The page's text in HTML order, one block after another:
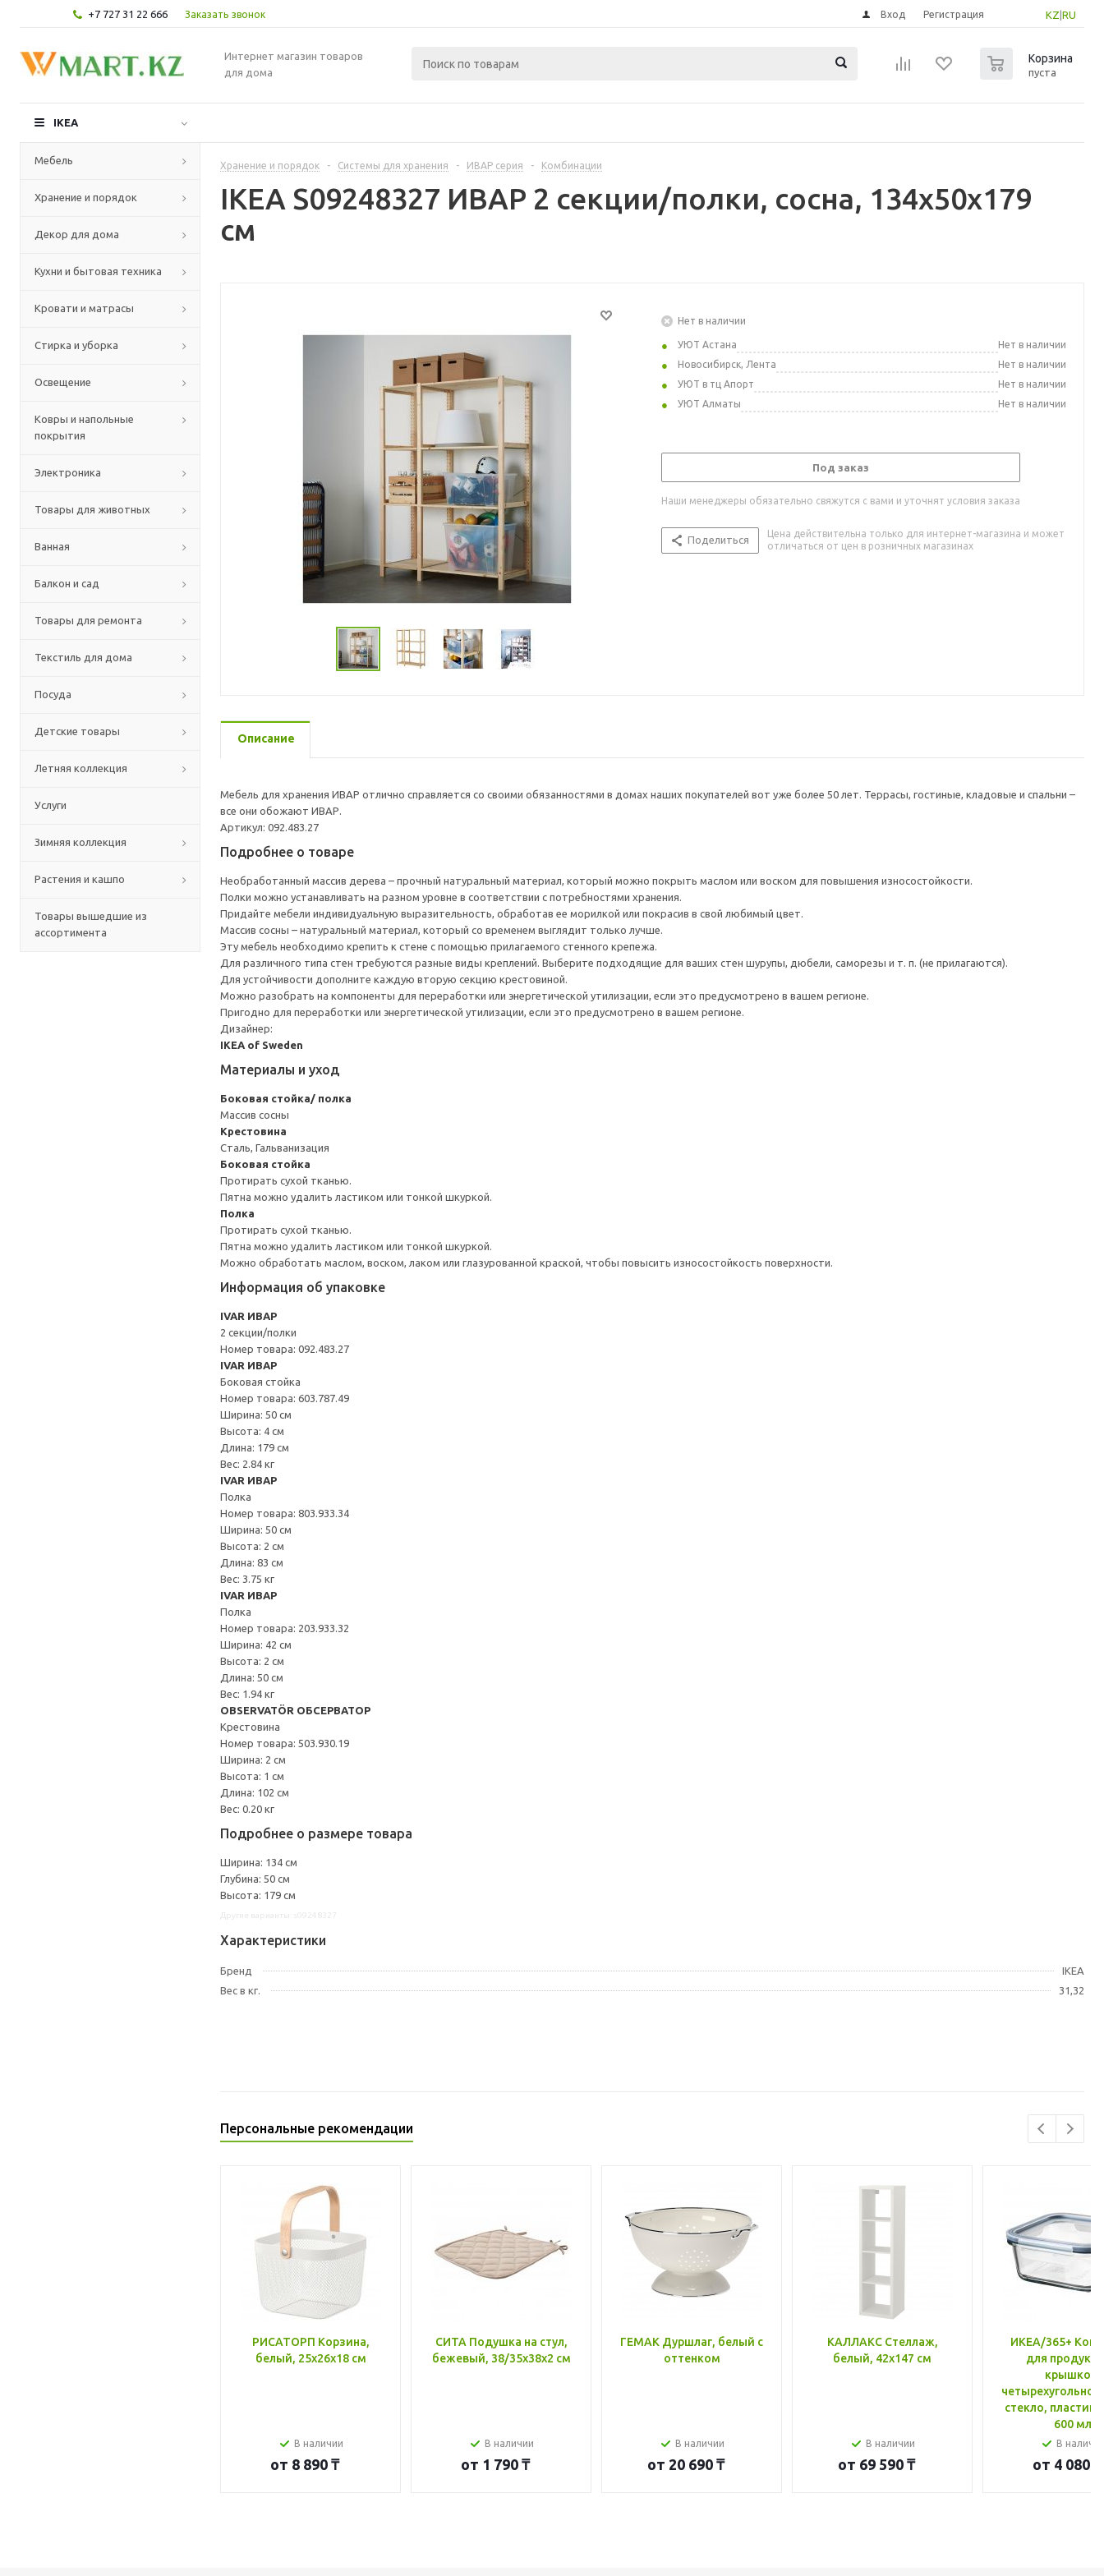
+7 727 31 22 666 Заказать звонок KZ RU
Вход Регистрация
Интернет магазин товаров
для дома
Корзина
пуста
IKEA
Мебель
Хранение и порядок
Декор для дома
Кухни и бытовая техника
Кровати и матрасы
Стирка и уборка
Освещение
Ковры и напольные
покрытия
Электроника
Товары для животных
Ванная
Балкон и сад
Товары для ремонта
Текстиль для дома
Посуда
Детские товары
Летняя коллекция
Услуги
Зимняя коллекция
Растения и кашпо
Товары вышедшие из
ассортимента
Хранение и порядок - Системы для хранения - ИВАР серия - Комбинации
IKEA S09248327 ИВАР 2 секции/полки, сосна, 134x50x179
см
Нет в наличии
УЮТ Астана
Нет в наличии
Новосибирск, Лента
Нет в наличии
УЮТ в тц Апорт
Нет в наличии
УЮТ Алматы
Нет в наличии
Под заказ
Наши менеджеры обязательно свяжутся с вами и уточнят условия заказа
Поделиться
Цена действительна только для интернет-магазина и может
отличаться от цен в розничных магазинах
Описание
Мебель для хранения ИВАР отлично справляется со своими обязанностями в домах наших покупателей вот уже более 50 лет. Террасы, гостиные, кладовые и спальни –
все они обожают ИВАР.
Артикул: 092.483.27
Подробнее о товаре
Необработанный массив дерева – прочный натуральный материал, который можно покрыть маслом или воском для повышения износостойкости.
Полки можно устанавливать на разном уровне в соответствии с потребностями хранения.
Придайте мебели индивидуальную выразительность, обработав ее морилкой или покрасив в свой любимый цвет.
Массив сосны – натуральный материал, который со временем выглядит только лучше.
Эту мебель необходимо крепить к стене с помощью прилагаемого стенного крепежа.
Для различного типа стен требуются разные виды креплений. Выберите подходящие для ваших стен шурупы, дюбели, саморезы и т. п. (не прилагаются).
Для устойчивости дополните каждую вторую секцию крестовиной.
Можно разобрать на компоненты для переработки или энергетической утилизации, если это предусмотрено в вашем регионе.
Пригодно для переработки или энергетической утилизации, если это предусмотрено в вашем регионе.
Дизайнер:
IKEA of Sweden
Материалы и уход
Боковая стойка/ полка
Массив сосны
Крестовина
Сталь, Гальванизация
Боковая стойка
Протирать сухой тканью.
Пятна можно удалить ластиком или тонкой шкуркой.
Полка
Протирать сухой тканью.
Пятна можно удалить ластиком или тонкой шкуркой.
Можно обработать маслом, воском, лаком или глазурованной краской, чтобы повысить износостойкость поверхности.
Информация об упаковке
IVAR ИВАР
2 секции/полки
Номер товара: 092.483.27
IVAR ИВАР
Боковая стойка
Номер товара: 603.787.49
Ширина: 50 см
Высота: 4 см
Длина: 179 см
Вес: 2.84 кг
IVAR ИВАР
Полка
Номер товара: 803.933.34
Ширина: 50 см
Высота: 2 см
Длина: 83 см
Вес: 3.75 кг
IVAR ИВАР
Полка
Номер товара: 203.933.32
Ширина: 42 см
Высота: 2 см
Длина: 50 см
Вес: 1.94 кг
OBSERVATÖR ОБСЕРВАТОР
Крестовина
Номер товара: 503.930.19
Ширина: 2 см
Высота: 1 см
Длина: 102 см
Вес: 0.20 кг
Подробнее о размере товара
Ширина: 134 см
Глубина: 50 см
Высота: 179 см
Характеристики
Бренд
IKEA
Вес в кг.
31,32
Персональные рекомендации
РИСАТОРП Корзина,
белый, 25x26x18 см
В наличии
от 8 890 ₸
СИТА Подушка на стул,
бежевый, 38/35x38x2 см
В наличии
от 1 790 ₸
ГЕМАК Дуршлаг, белый с
оттенком
В наличии
от 20 690 ₸
КАЛЛАКС Стеллаж,
белый, 42x147 см
В наличии
от 69 590 ₸
ИКЕА/365+
для
крышкой,
стекло, пластик
600 мл
В
от 4 080 ₸